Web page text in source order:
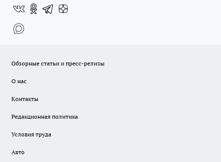
Обзорные статьи и пресс-релизы
О нас
Контакты
Редакционная политика
Условия труда
Авто